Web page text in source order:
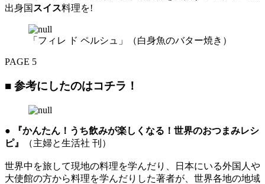
出身国スイス料理を!
「フィレ ド ペルシュ」（白身魚のバター焼き）
PAGE 5
■ 参考にしたのはコチラ！
● 『かんたん！うち飲みが楽しくなる！世界のおつまみレシ
ピ』
（主婦と生活社 刊）
世界中を旅して現地の料理を学んだり、日本にいる外国人や
大使館の方から料理を学んだりした著者が、世界各地の地域